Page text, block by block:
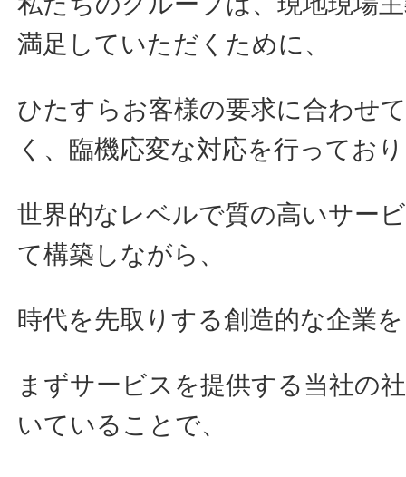
満足していただくために、
ひたすらお客様の要求に合わせ
く、臨機応変な対応を行ってお
世界的なレベルで質の高いサー
て構築しながら、
時代を先取りする創造的な企業
まずサービスを提供する当社の
いていることで、